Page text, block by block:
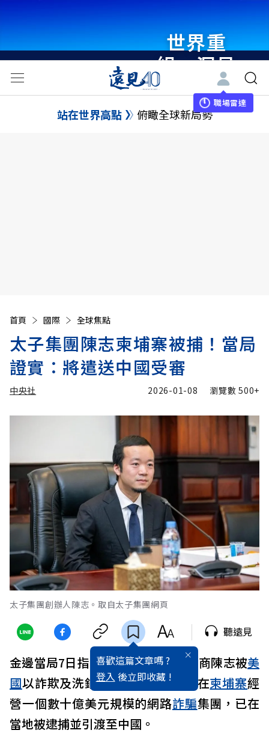
世界重
組・洞見
未來 與
世界領袖
職場雷達
站在世界高點 俯瞰全球新局勢
首頁 國際 全球焦點
太子集團陳志柬埔寨被捕！當局
證實：將遣送中國受審
中央社 2026-01-08 瀏覽數500+
太子集團創辦人陳志。取自太子集團網頁
喜歡這篇文章嗎 ?
登入 後立即收藏 !
聽遠見
金邊當局7日指出，出生於中國 的富商陳志被美
國以詐欺及洗錢罪名起訴，指控他在柬埔寨經
營一個數十億美元規模的網路詐騙集團，已在
當地被逮捕並引渡至中國。